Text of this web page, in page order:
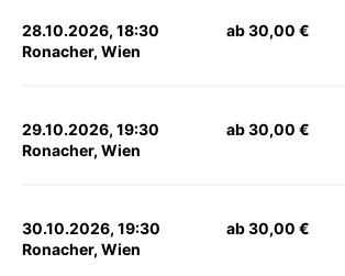
28.10.2026, 18:30
Ronacher, Wien
ab 30,00 €
29.10.2026, 19:30
Ronacher, Wien
ab 30,00 €
30.10.2026, 19:30
Ronacher, Wien
ab 30,00 €